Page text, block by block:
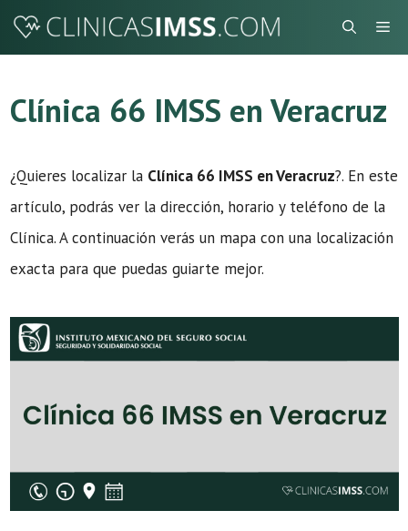
Saltar
Clínica 66 IMSS en Veracruz
¿Quieres localizar la Clínica 66 IMSS en Veracruz?. En este
artículo, podrás ver la dirección, horario y teléfono de la
Clínica. A continuación verás un mapa con una localización
exacta para que puedas guiarte mejor.